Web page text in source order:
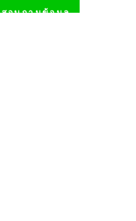
สอบถามข้อมูล